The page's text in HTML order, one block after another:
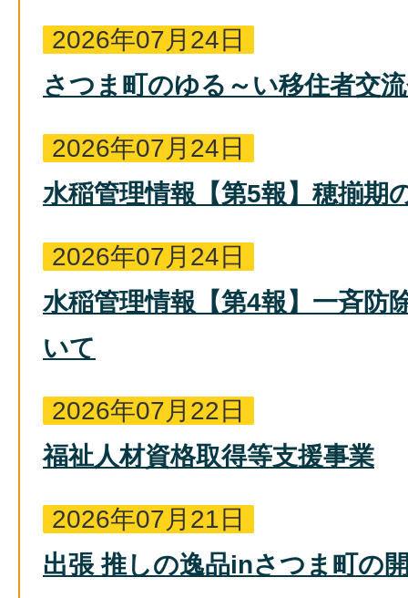
2026年07月24日
さつま町のゆる～い移住者交
2026年07月24日
水稲管理情報【第5報】穂揃期
2026年07月24日
水稲管理情報【第4報】一斉防
いて
2026年07月22日
福祉人材資格取得等支援事業
2026年07月21日
出張 推しの逸品inさつま町の